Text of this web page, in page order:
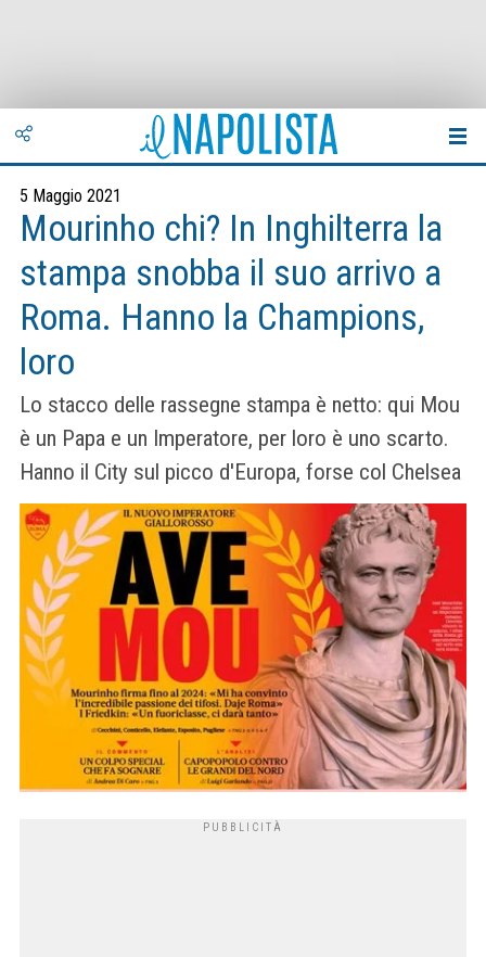
5 Maggio 2021
Mourinho chi? In Inghilterra la
stampa snobba il suo arrivo a
Roma. Hanno la Champions,
loro
Lo stacco delle rassegne stampa è netto: qui Mou
è un Papa e un Imperatore, per loro è uno scarto.
Hanno il City sul picco d'Europa, forse col Chelsea